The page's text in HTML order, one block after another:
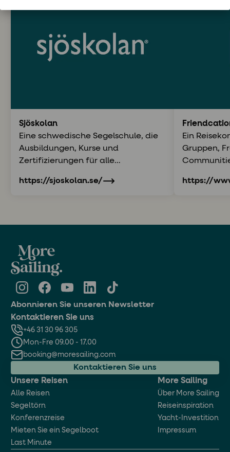
Sjöskolan
Eine schwedische Segelschule, die
Ausbildungen, Kurse und
Zertifizierungen für alle
https://sjoskolan.se/
Ein
Gruppen,
https://
Abonnieren Sie unseren Newsletter
Unsere Reisen
Alle Reisen
Segeltörn
Konferenzreise
Mieten Sie ein Segelboot
Last Minute
More Sailing
Über More Sailing
Reiseinspiration
Yacht-Investition
Impressum
Kontaktieren Sie uns
+46 31 30 96 305
Mon-Fre 09.00 - 17.00
booking@moresailing.com
Kontaktieren Sie uns